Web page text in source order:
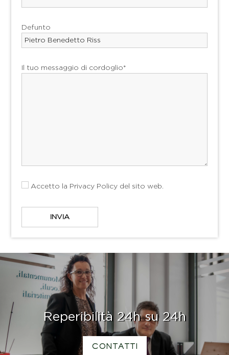
Defunto
Il tuo messaggio di cordoglio*
Accetto la Privacy Policy del sito web.
Reperibilità 24h su 24h
CONTATTI